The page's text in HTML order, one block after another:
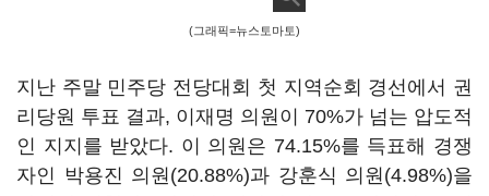
(그래픽=뉴스토마토)
지난 주말 민주당 전당대회 첫 지역순회 경선에서 권
리당원 투표 결과, 이재명 의원이 70%가 넘는 압도적
인 지지를 받았다. 이 의원은 74.15%를 득표해 경쟁
자인 박용진 의원(20.88%)과 강훈식 의원(4.98%)을